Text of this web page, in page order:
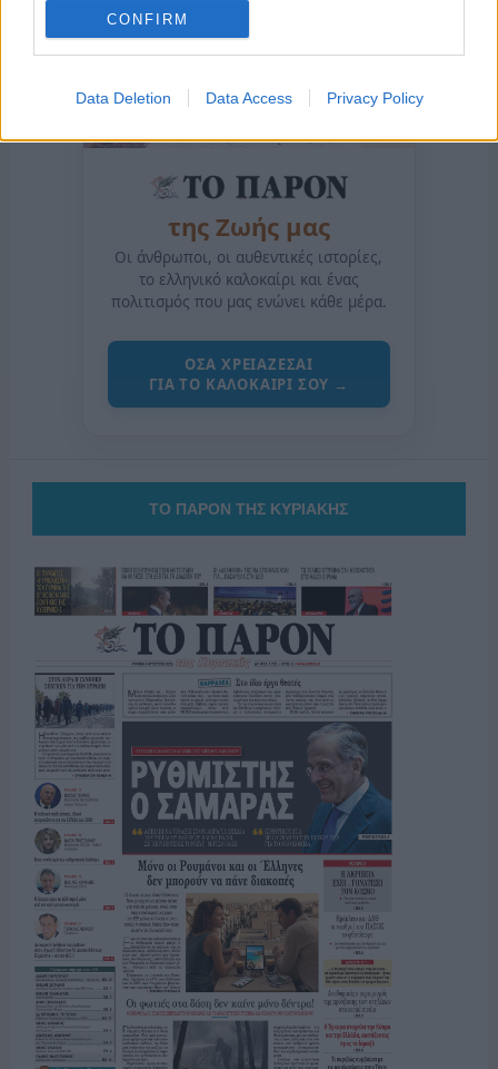
CONFIRM
Data Deletion Data Access Privacy Policy
της Ζωής μας
Οι άνθρωποι, οι αυθεντικές ιστορίες,
το ελληνικό καλοκαίρι και ένας
πολιτισμός που μας ενώνει κάθε μέρα.
ΟΣΑ ΧΡΕΙΑΖΕΣΑΙ
ΓΙΑ ΤΟ ΚΑΛΟΚΑΙΡΙ ΣΟΥ →
ΤΟ ΠΑΡΟΝ ΤΗΣ ΚΥΡΙΑΚΗΣ